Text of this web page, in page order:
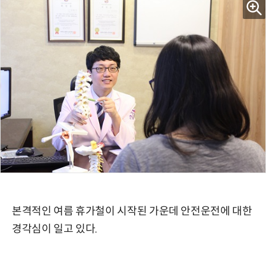
본격적인 여름 휴가철이 시작된 가운데 안전운전에 대한
경각심이 일고 있다.